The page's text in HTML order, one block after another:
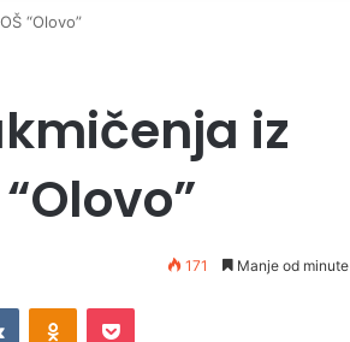
“Olovo”
iz
171 Manje od minute
VKontakteOdnoklassniki
Pocket